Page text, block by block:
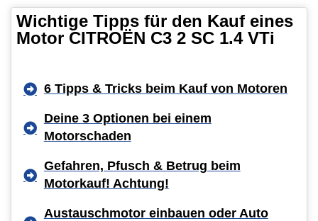
Wichtige Tipps für den Kauf eines
Motor CITROËN C3 2 SC 1.4 VTi
6 Tipps & Tricks beim Kauf von Motoren
Deine 3 Optionen bei einem
Motorschaden
Gefahren, Pfusch & Betrug beim
Motorkauf! Achtung!
Austauschmotor einbauen oder Auto